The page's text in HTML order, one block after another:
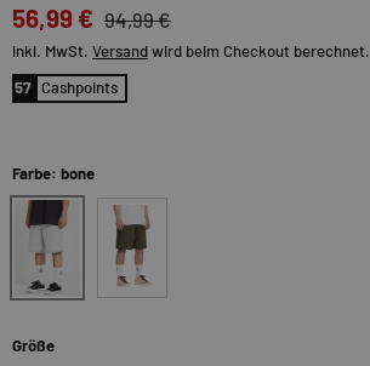
56,99 € 94,99 €
inkl. MwSt. Versandwird beim Checkout berechnet.
57 Cashpoints
Farbe: bone
Größe